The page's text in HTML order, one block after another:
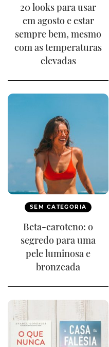
20 looks para usar
em agosto e estar
sempre bem, mesmo
com as temperaturas
elevadas
SEM CATEGORIA
Beta-caroteno: o
segredo para uma
pele luminosa e
bronzeada